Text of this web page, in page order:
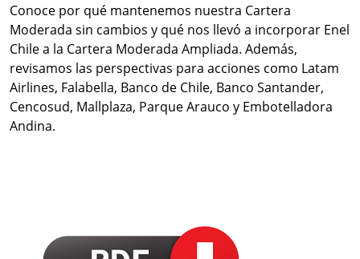
Conoce por qué mantenemos nuestra Cartera
Moderada sin cambios y qué nos llevó a incorporar Enel
Chile a la Cartera Moderada Ampliada. Además,
revisamos las perspectivas para acciones como Latam
Airlines, Falabella, Banco de Chile, Banco Santander,
Cencosud, Mallplaza, Parque Arauco y Embotelladora
Andina.